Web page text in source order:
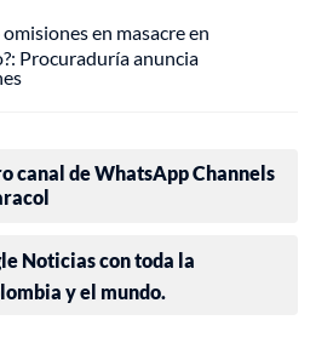
omisiones en masacre en
Procuraduría anuncia
canal de WhatsApp Channels
Noticias con toda la
y el mundo.